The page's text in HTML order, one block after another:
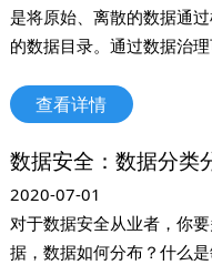
是将原始、离散的数据通
的数据目录。通过数据治理
查看详情
数据安全：数据分类
2020-07-01
对于数据安全从业者，你
据，数据如何分布？什么